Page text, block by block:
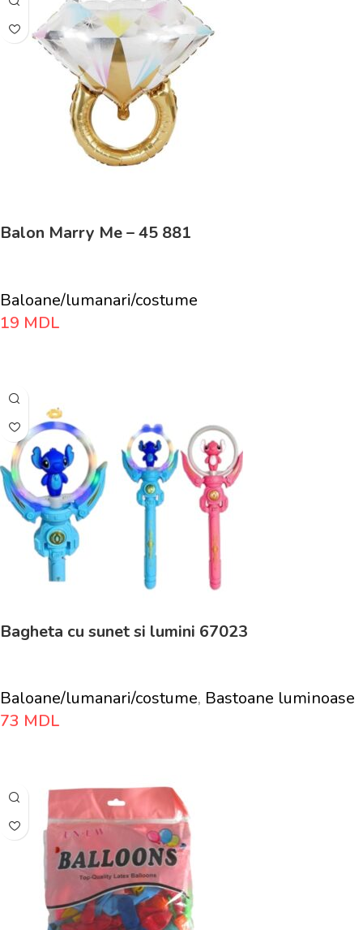
Balon Marry Me – 45 881
Baloane/lumanari/costume
19 MDL
Bagheta cu sunet si lumini 67023
Baloane/lumanari/costume, Bastoane luminoase
73 MDL